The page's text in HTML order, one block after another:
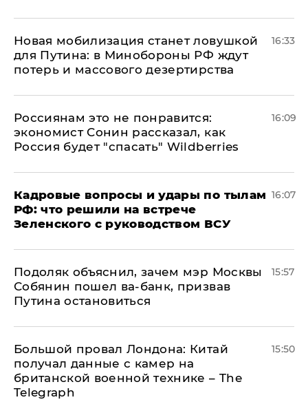
​Новая мобилизация станет ловушкой
для Путина: в Минобороны РФ ждут
потерь и массового дезертирства
16:33
Россиянам это не понравится:
экономист Сонин рассказал, как
Россия будет "спасать" Wildberries
16:09
Кадровые вопросы и удары по тылам
РФ: что решили на встрече
Зеленского с руководством ВСУ
16:07
Подоляк объяснил, зачем мэр Москвы
Собянин пошел ва-банк, призвав
Путина остановиться
15:57
Большой провал Лондона: Китай
получал данные с камер на
британской военной технике – The
Telegraph
15:50